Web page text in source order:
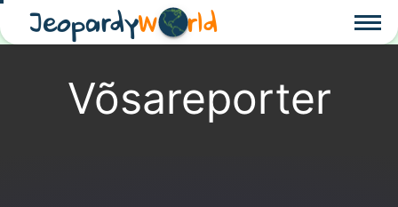
JeopardyW rld
Võsareporter